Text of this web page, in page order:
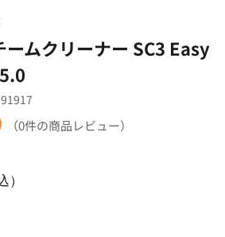
ムクリーナー SC3 Easy
（0件の商品レビュー）
）